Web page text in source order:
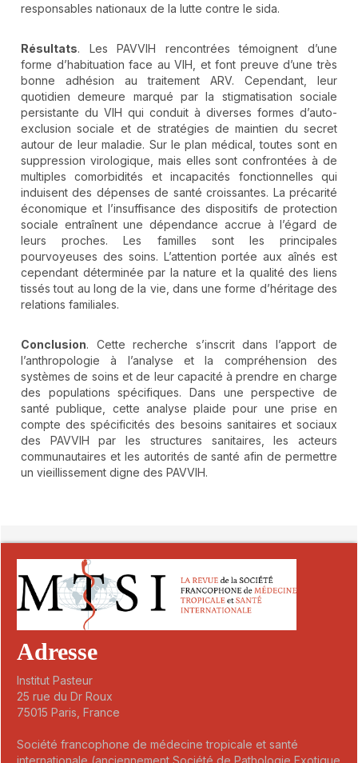
responsables nationaux de la lutte contre le sida.
Résultats. Les PAVVIH rencontrées témoignent d’une
forme d’habituation face au VIH, et font preuve d’une très
bonne adhésion au traitement ARV. Cependant, leur
quotidien demeure marqué par la stigmatisation sociale
persistante du VIH qui conduit à diverses formes d’auto-
exclusion sociale et de stratégies de maintien du secret
autour de leur maladie. Sur le plan médical, toutes sont en
suppression virologique, mais elles sont confrontées à de
multiples comorbidités et incapacités fonctionnelles qui
induisent des dépenses de santé croissantes. La précarité
économique et l’insuffisance des dispositifs de protection
sociale entraînent une dépendance accrue à l’égard de
leurs proches. Les familles sont les principales
pourvoyeuses des soins. L’attention portée aux aînés est
cependant déterminée par la nature et la qualité des liens
tissés tout au long de la vie, dans une forme d’héritage des
relations familiales.
Conclusion. Cette recherche s’inscrit dans l’apport de
l’anthropologie à l’analyse et la compréhension des
systèmes de soins et de leur capacité à prendre en charge
des populations spécifiques. Dans une perspective de
santé publique, cette analyse plaide pour une prise en
compte des spécificités des besoins sanitaires et sociaux
des PAVVIH par les structures sanitaires, les acteurs
communautaires et les autorités de santé afin de permettre
un vieillissement digne des PAVVIH.
Adresse
Institut Pasteur
25 rue du Dr Roux
75015 Paris, France
Société francophone de médecine tropicale et santé
internationale (anciennement Société de Pathologie Exotique